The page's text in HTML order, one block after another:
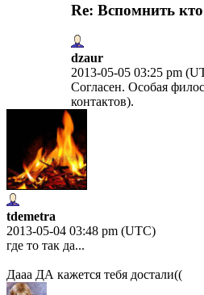
Re: Вспомнить
dzaur
2013-05-05 03:25 pm
Согласен. Особая
контактов).
tdemetra
2013-05-04 03:48 pm (UTC)
где то так да...
Дааа ДА кажется тебя достали((